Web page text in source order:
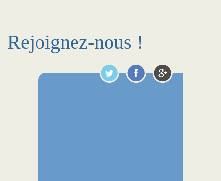
Rejoignez-nous !